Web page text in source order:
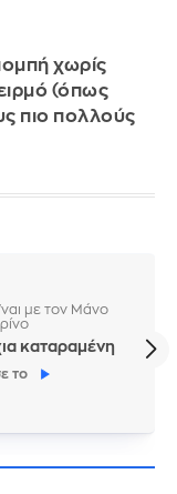
χωρίς
(όπως
πιο πολλούς
με τον Μάνο
καταραμένη
το